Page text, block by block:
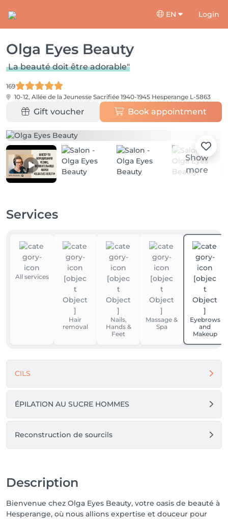
EN Login
Olga Eyes Beauty
La beauté doit être adorable"
169
10-12, Allée de la Jeunesse Sacrifiée 1940-1945 Hesperange L-5863
Gift voucher Book appointment
Show
more
Services
All services
Hair
removal
Nails,
Hands &
Feet
Massage &
Spa
Eyebrows
and
Makeup
CILS
ÉPILATION AU SUCRE HOMMES
Reconstruction de sourcils
Description
Bienvenue chez Olga Eyes Beauty, votre oasis de beauté à
Hesperange, où nous allions expertise et douceur pour